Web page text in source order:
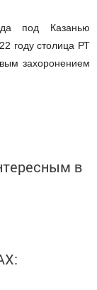
под Казанью
году столица РТ
захоронением
в